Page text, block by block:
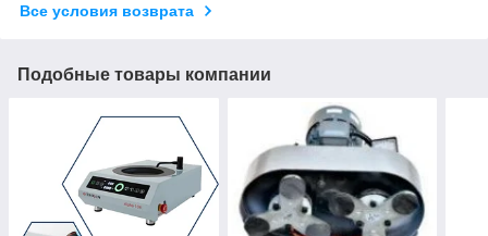
Все условия возврата
Подобные товары компании